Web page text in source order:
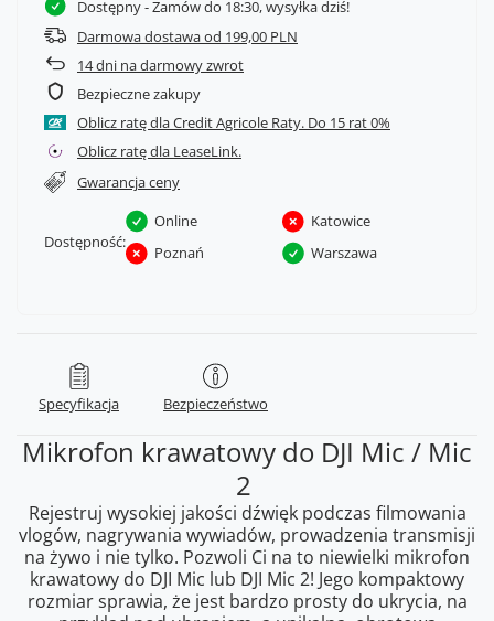
Dostępny- Zamów do 18:30, wysyłka dziś!
Darmowa dostawa od 199,00 PLN
14dni na darmowy zwrot
Bezpieczne zakupy
Oblicz ratę dla Credit Agricole Raty.
Oblicz ratę dla LeaseLink.
Gwarancja ceny
Dostępność:
Online
Katowice
Poznań
Warszawa
Specyfikacja Bezpieczeństwo
Mikrofon krawatowy do DJI Mic / Mic
2
Rejestruj wysokiej jakości dźwięk podczas filmowania
vlogów, nagrywania wywiadów, prowadzenia transmisji
na żywo i nie tylko. Pozwoli Ci na to niewielki mikrofon
krawatowy do DJI Mic lub DJI Mic 2! Jego kompaktowy
rozmiar sprawia, że jest bardzo prosty do ukrycia, na